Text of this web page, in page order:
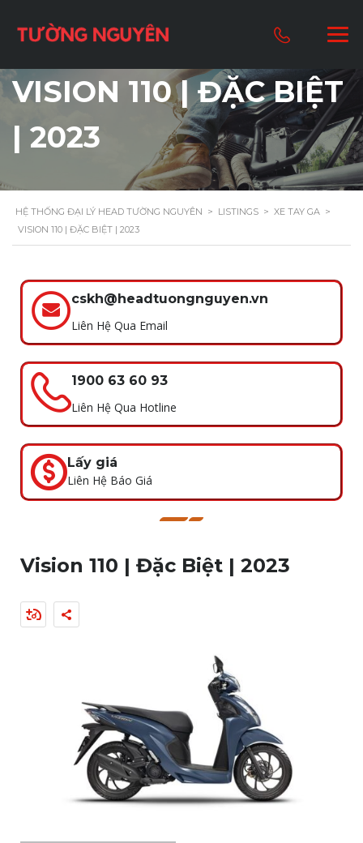
VISION 110 | ĐẶC BIỆT
| 2023
HỆ THỐNG ĐẠI LÝ HEAD TƯỜNG NGUYÊN > LISTINGS > XE TAY GA >
VISION 110 | ĐẶC BIỆT | 2023
cskh@headtuongnguyen.vn
Liên Hệ Qua Email
1900 63 60 93
Liên Hệ Qua Hotline
Lấy giá
Liên Hệ Báo Giá
Vision 110 | Đặc Biệt | 2023